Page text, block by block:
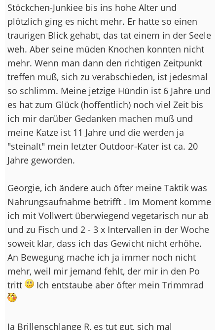
Stöckchen-Junkiee bis ins hohe Alter und
plötzlich ging es nicht mehr. Er hatte so einen
traurigen Blick gehabt, das tat einem in der Seele
weh. Aber seine müden Knochen konnten nicht
mehr. Wenn man dann den richtigen Zeitpunkt
treffen muß, sich zu verabschieden, ist jedesmal
so schlimm. Meine jetzige Hündin ist 6 Jahre und
es hat zum Glück (hoffentlich) noch viel Zeit bis
ich mir darüber Gedanken machen muß und
meine Katze ist 11 Jahre und die werden ja
"steinalt" mein letzter Outdoor-Kater ist ca. 20
Jahre geworden.
Georgie, ich ändere auch öfter meine Taktik was
Nahrungsaufnahme betrifft . Im Moment komme
ich mit Vollwert überwiegend vegetarisch nur ab
und zu Fisch und 2 - 3 x Intervallen in der Woche
soweit klar, dass ich das Gewicht nicht erhöhe.
An Bewegung mache ich ja immer noch nicht
mehr, weil mir jemand fehlt, der mir in den Po
tritt
Ich entstaube aber öfter mein Trimmrad
Ja Brillenschlange R, es tut gut, sich mal